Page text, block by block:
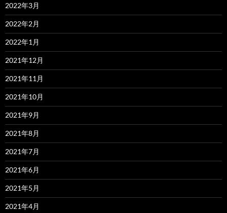
2022年3月
2022年2月
2022年1月
2021年12月
2021年11月
2021年10月
2021年9月
2021年8月
2021年7月
2021年6月
2021年5月
2021年4月